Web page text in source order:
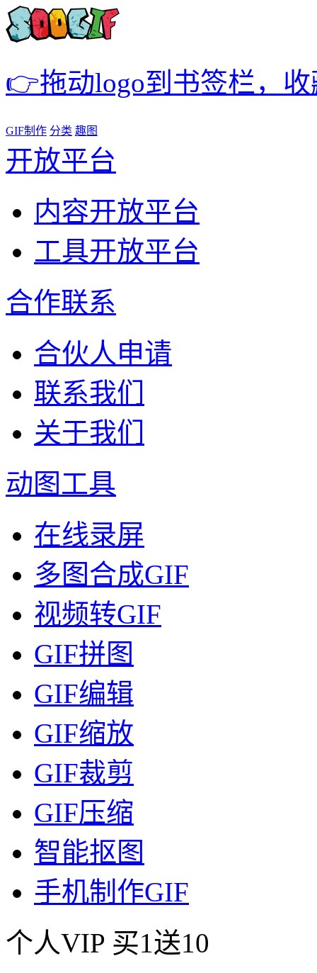
👉拖动logo到书签栏，
GIF制作 分类 趣图
开放平台
内容开放平台
工具开放平台
合作联系
合伙人申请
联系我们
关于我们
动图工具
在线录屏
多图合成GIF
视频转GIF
GIF拼图
GIF编辑
GIF缩放
GIF裁剪
GIF压缩
智能抠图
手机制作GIF
个人VIP 买1送10